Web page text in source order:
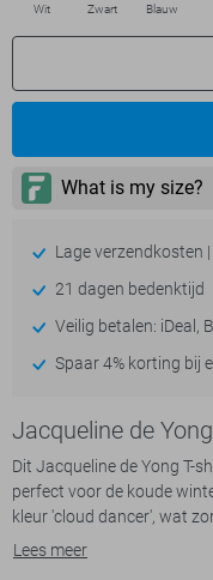
Wit Zwart Blauw
Lage verzendkosten
21 dagen bedenktijd
Veilig betalen: iDeal,
Spaar 4% korting bij
Jacqueline de
Dit Jacqueline de Yong T-
perfect voor de koude
kleur 'cloud dancer', wat
heeft een subtiel
Lees meer